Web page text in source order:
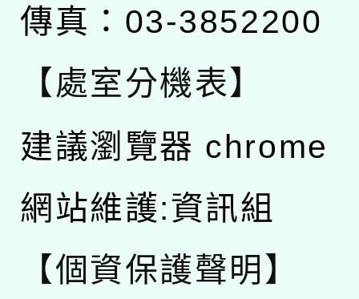
傳真：03-3852200
【處室分機表】
建議瀏覽器 chrome
網站維護:資訊組
【個資保護聲明】